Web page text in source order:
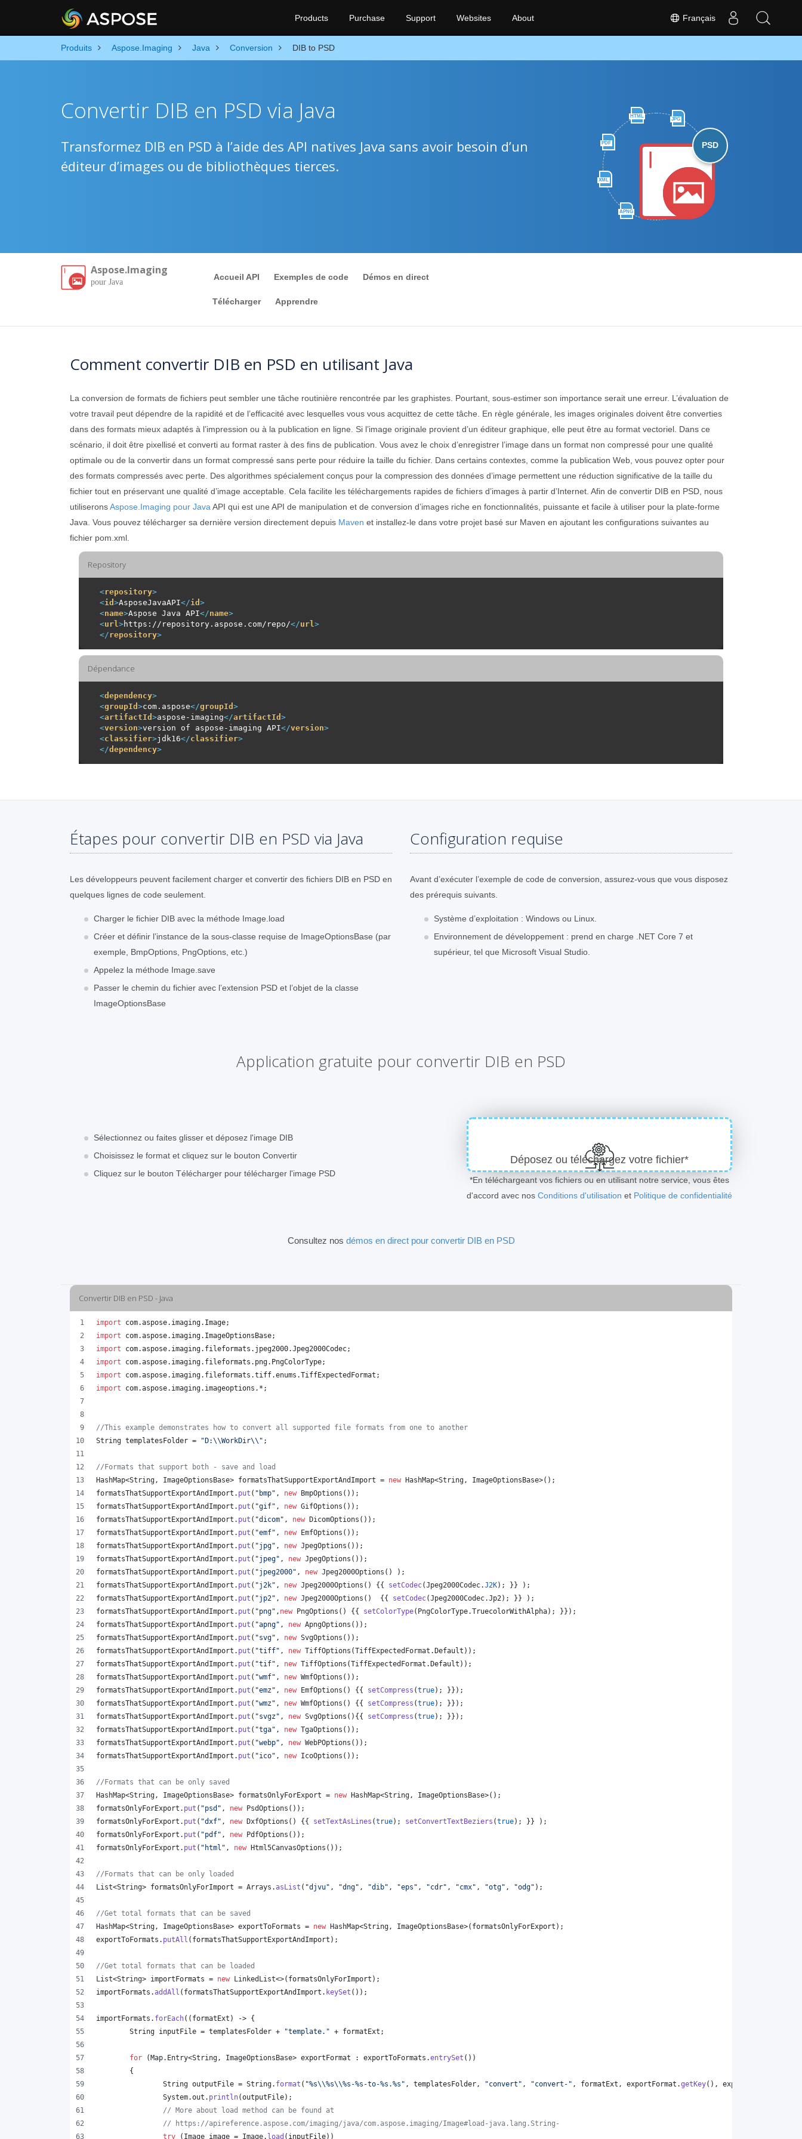
Français
Products Purchase Support Websites About
Produits Aspose.Imaging Java Conversion DIB to PSD
HTML
JPG
PDF
XML
APNG
PSD
Convertir DIB en PSD via Java
Transformez DIB en PSD à l’aide des API natives Java sans avoir besoin d’un
éditeur d’images ou de bibliothèques tierces.
Aspose.Imaging
pour Java
Accueil API Exemples de code Démos en direct
Télécharger Apprendre
Comment convertir DIB en PSD en utilisant Java
La conversion de formats de fichiers peut sembler une tâche routinière rencontrée par les graphistes. Pourtant, sous-estimer son importance serait une erreur. L’évaluation de
votre travail peut dépendre de la rapidité et de l’efficacité avec lesquelles vous vous acquittez de cette tâche. En règle générale, les images originales doivent être converties
dans des formats mieux adaptés à l’impression ou à la publication en ligne. Si l’image originale provient d’un éditeur graphique, elle peut être au format vectoriel. Dans ce
scénario, il doit être pixellisé et converti au format raster à des fins de publication. Vous avez le choix d’enregistrer l’image dans un format non compressé pour une qualité
optimale ou de la convertir dans un format compressé sans perte pour réduire la taille du fichier. Dans certains contextes, comme la publication Web, vous pouvez opter pour
des formats compressés avec perte. Des algorithmes spécialement conçus pour la compression des données d’image permettent une réduction significative de la taille du
fichier tout en préservant une qualité d’image acceptable. Cela facilite les téléchargements rapides de fichiers d’images à partir d’Internet. Afin de convertir DIB en PSD, nous
utiliseronsAspose.Imaging pour Java API qui est une API de manipulation et de conversion d’images riche en fonctionnalités, puissante et facile à utiliser pour la plate-forme
Java. Vous pouvez télécharger sa dernière version directement depuis Maven et installez-le dans votre projet basé sur Maven en ajoutant les configurations suivantes au
fichier pom.xml.
Repository
<repository>
<id >AsposeJavaAPI</id >
<name>Aspose Java API</name>
<url>https://repository.aspose.com/repo/</url>
</repository>
Dépendance
<dependency>
<groupId >com.aspose</groupId >
<artifactId >aspose-imaging</artifactId >
<version>version of aspose-imaging API</version>
<classifier>jdk16</classifier>
</dependency>
Étapes pour convertir DIB en PSD via Java
Les développeurs peuvent facilement charger et convertir des fichiers DIB en PSD en
quelques lignes de code seulement.
Charger le fichier DIB avec la méthode Image.load
Créer et définir l’instance de la sous-classe requise de ImageOptionsBase (par
exemple, BmpOptions, PngOptions, etc.)
Appelez la méthode Image.save
Passer le chemin du fichier avec l’extension PSD et l’objet de la classe
ImageOptionsBase
Configuration requise
Avant d’exécuter l’exemple de code de conversion, assurez-vous que vous disposez
des prérequis suivants.
Système d’exploitation : Windows ou Linux.
Environnement de développement : prend en charge .NET Core 7 et
supérieur, tel que Microsoft Visual Studio.
Application gratuite pour convertir DIB en PSD
Sélectionnez ou faites glisser et déposez l'image DIB
Choisissez le format et cliquez sur le bouton Convertir
Cliquez sur le bouton Télécharger pour télécharger l'image PSD
Déposez ou téléchargez votre fichier*
*En téléchargeant vos fichiers ou en utilisant notre service, vous êtes
d'accord avec nos Conditions d'utilisation et Politique de confidentialité
Consultez nos démos en direct pour convertir DIB en PSD
Convertir DIB en PSD - Java
import com.aspose. imaging. Image;
import
com.aspose. imaging. ImageOptionsBase;
import
com.aspose. imaging. fileformats . jpeg2000.Jpeg2000Codec;
import
com.aspose. imaging. fileformats . png. PngColorType;
import
com.aspose. imaging. fileformats .tiff.enums .TiffExpectedFormat ;
import
com.aspose. imaging. imageoptions .*;
//This example demonstrates how to convert all supported file formats from one to another
String templatesFolder = "D:\\WorkDir\\ " ;
//Formats that support both - save and load
HashMap<String, ImageOptionsBase> formatsThatSupportExportAndImport = new HashMap<String, ImageOptionsBase>();
formatsThatSupportExportAndImport . put ( "bmp" , new BmpOptions ());
formatsThatSupportExportAndImport . put ( "gif" , new GifOptions ());
formatsThatSupportExportAndImport . put ( "dicom" , new DicomOptions ());
formatsThatSupportExportAndImport . put ( "emf" , new EmfOptions ());
formatsThatSupportExportAndImport . put ( "jpg" , new JpegOptions ());
formatsThatSupportExportAndImport . put ( "jpeg" , new JpegOptions ());
formatsThatSupportExportAndImport . put ( "jpeg2000" , new Jpeg2000Options () );
formatsThatSupportExportAndImport . put ( "j2k" , new Jpeg2000Options () {{ setCodec(Jpeg2000Codec.J2K); }} );
formatsThatSupportExportAndImport . put ( "jp2" , new Jpeg2000Options ()  {{ setCodec(Jpeg2000Codec.Jp2); }} );
formatsThatSupportExportAndImport . put ( "png" , new PngOptions () {{ setColorType( PngColorType.TruecolorWithAlpha); }});
formatsThatSupportExportAndImport . put ( "apng" , new ApngOptions ());
formatsThatSupportExportAndImport . put ( "svg" , new SvgOptions ());
formatsThatSupportExportAndImport . put ( "tiff" , new TiffOptions (TiffExpectedFormat . Default ));
formatsThatSupportExportAndImport . put ( "tif" , new TiffOptions (TiffExpectedFormat . Default ));
formatsThatSupportExportAndImport . put ( "wmf" , new WmfOptions ());
formatsThatSupportExportAndImport . put ( "emz" , new EmfOptions () {{ setCompress (true); }});
formatsThatSupportExportAndImport . put ( "wmz" , new WmfOptions () {{ setCompress (true); }});
formatsThatSupportExportAndImport . put ( "svgz" , new SvgOptions (){{ setCompress (true); }});
formatsThatSupportExportAndImport . put ( "tga" , new TgaOptions ());
formatsThatSupportExportAndImport . put ( "webp" , new WebPOptions ());
formatsThatSupportExportAndImport . put ( "ico" , new IcoOptions ());
//Formats that can be only saved
HashMap<String, ImageOptionsBase> formatsOnlyForExport = new HashMap<String, ImageOptionsBase>();
formatsOnlyForExport . put ( "psd" , new PsdOptions ());
formatsOnlyForExport . put ( "dxf" , new DxfOptions () {{ setTextAsLines (true); setConvertTextBeziers (true); }} );
formatsOnlyForExport . put ( "pdf" , new PdfOptions ());
formatsOnlyForExport . put ( "html" , new Html5CanvasOptions ());
//Formats that can be only loaded
List<String> formatsOnlyForImport = Arrays .asList ( "djvu" , "dng" , "dib" , "eps" , "cdr" , "cmx" , "otg" , "odg" );
//Get total formats that can be saved
HashMap<String, ImageOptionsBase> exportToFormats = new HashMap<String, ImageOptionsBase>( formatsOnlyForExport );
exportToFormats . putAll ( formatsThatSupportExportAndImport );
//Get total formats that can be loaded
List<String> importFormats = new LinkedList<>( formatsOnlyForImport );
importFormats .addAll ( formatsThatSupportExportAndImport . keySet ());
importFormats . forEach(( formatExt ) -> {
String inputFile = templatesFolder + "template." + formatExt ;
for ( Map. Entry<String, ImageOptionsBase> exportFormat : exportToFormats .entrySet ())
	{
String outputFile = String. format ( "%s\\%s\\%s-%s-to-%s.%s" , templatesFolder, "convert" , "convert-" , formatExt , exportFormat .getKey(), exportFormat
System.out . println(outputFile);
// More about load method can be found at
// https://apireference.aspose.com/imaging/java/com.aspose.imaging/Image#load-java.lang.String-
try ( Image image = Image. load ( inputFile))